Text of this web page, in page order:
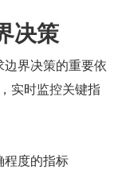
决策
实时监控关键指
程度的指标